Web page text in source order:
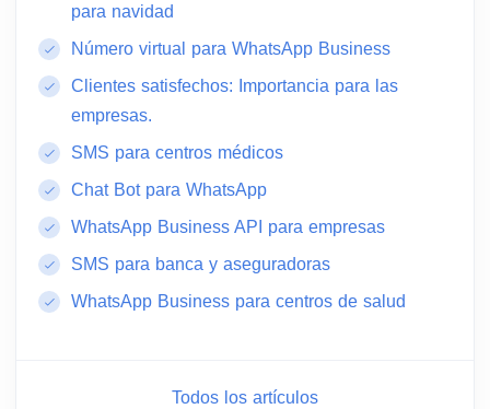
para navidad
Número virtual para WhatsApp Business
Clientes satisfechos: Importancia para las
empresas.
SMS para centros médicos
Chat Bot para WhatsApp
WhatsApp Business API para empresas
SMS para banca y aseguradoras
WhatsApp Business para centros de salud
Todos los artículos